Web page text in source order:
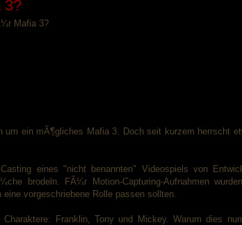
3?
ein mÃ¶gliches Mafia 3. Doch seit kurzem herrscht
eines "nicht benannten" Videospiels von
brodeln. FÃ¼r Motion-Capturing-Aufnahmen
vorgeschriebene Rolle passen sollten.
Franklin, Tony und Mickey. Warum dies